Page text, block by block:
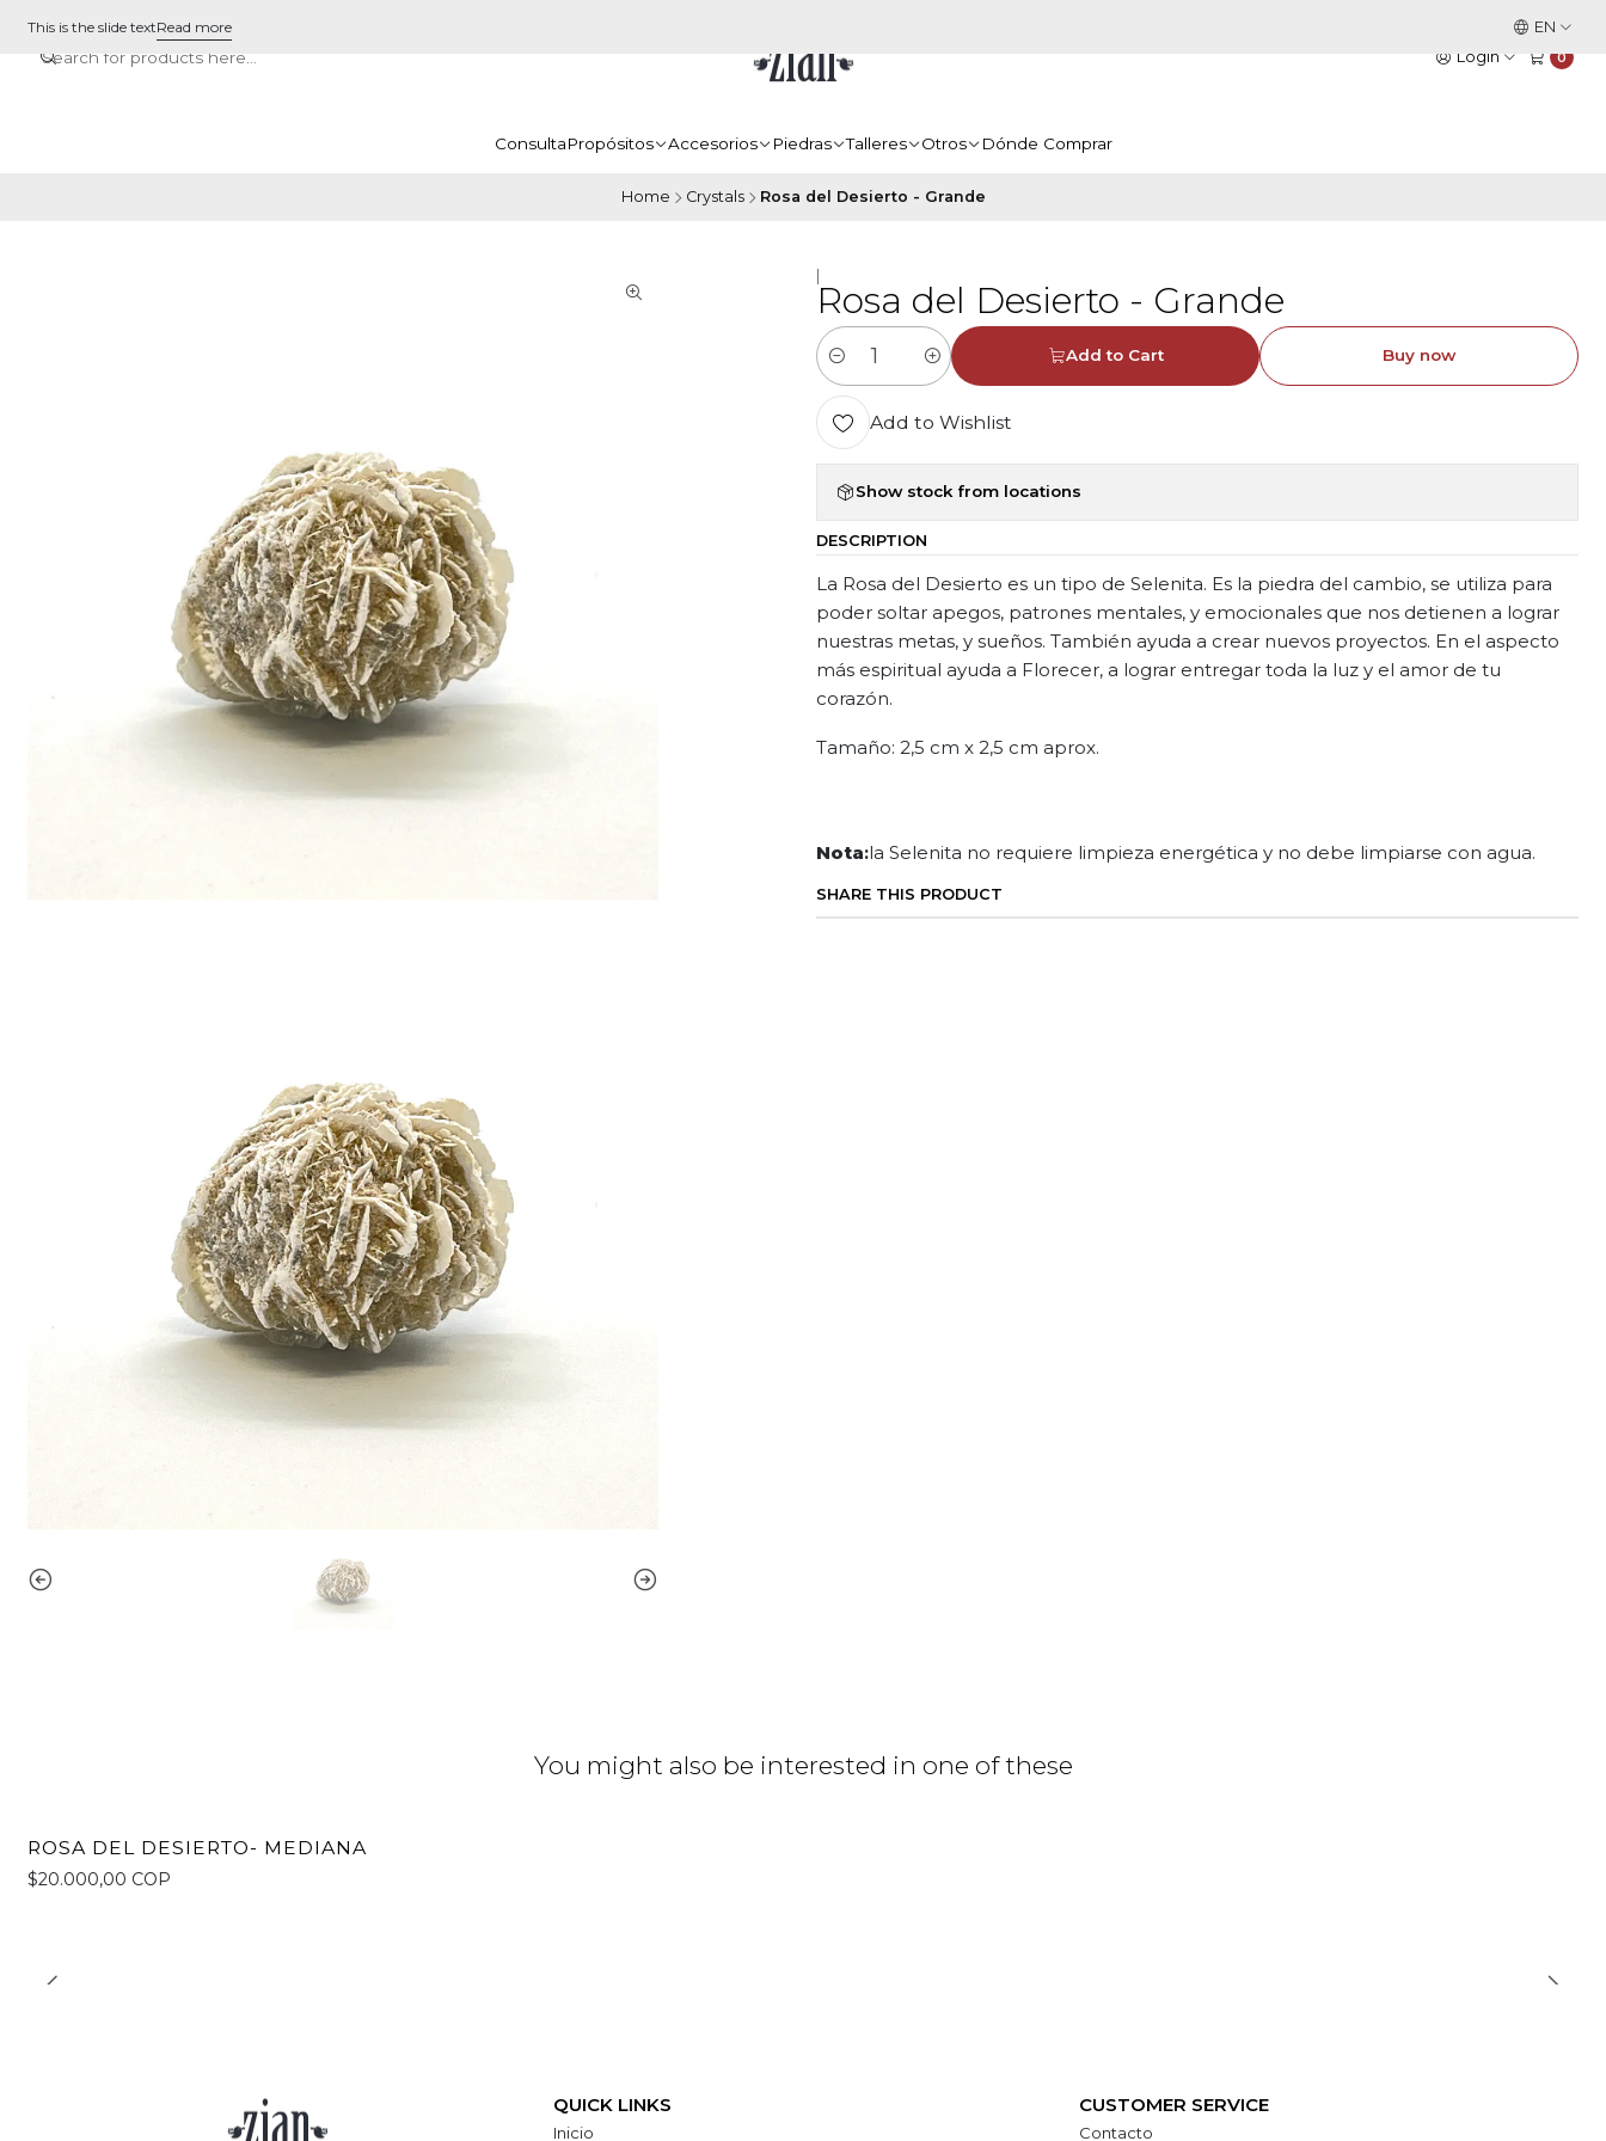
Login 0
ConsultaPropósitos Accesorios Piedras Talleres Otros Dónde Comprar
This is the slide textRead more EN
Home Crystals Rosa del Desierto - Grande
Rosa del Desierto - Grande
Quantity
Add to Cart Buy now
Add to Wishlist
Show stock from locations
DESCRIPTION
La Rosa del Desierto es un tipo de Selenita. Es la piedra del cambio, se utiliza para
poder soltar apegos, patrones mentales, y emocionales que nos detienen a lograr
nuestras metas, y sueños. También ayuda a crear nuevos proyectos. En el aspecto
más espiritual ayuda a Florecer, a lograr entregar toda la luz y el amor de tu
corazón.
Tamaño: 2,5 cm x 2,5 cm aprox.
Nota:la Selenita no requiere limpieza energética y no debe limpiarse con agua.
SHARE THIS PRODUCT
You might also be interested in one of these
ROSA DEL DESIERTO- MEDIANA
$20.000,00 COP
QUICK LINKS
Inicio
CUSTOMER SERVICE
Contacto